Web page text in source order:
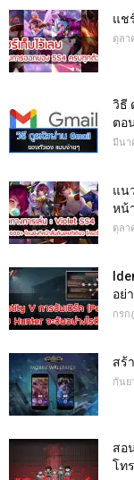
แช
ตุลา
วิธี
ตอ
มีนา
แน
หน้
ตุลา
อย่
กรก
สร้
กันย
สอ
โท